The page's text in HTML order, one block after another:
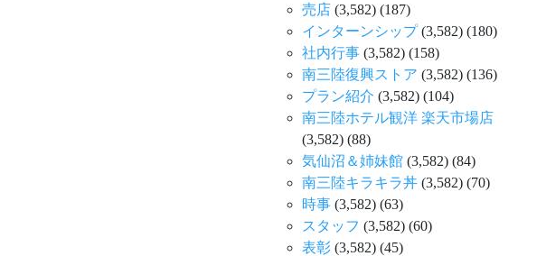
売店 (3,582) (187)
インターンシップ(3,582) (180)
社内行事 (3,582) (158)
南三陸復興ストア (3,582) (136)
プラン紹介 (3,582) (104)
南三陸ホテル観洋 楽天市場店
(3,582) (88)
気仙沼＆姉妹館 (3,582) (84)
南三陸キラキラ丼 (3,582) (70)
時事 (3,582) (63)
スタッフ (3,582) (60)
表彰 (3,582) (45)